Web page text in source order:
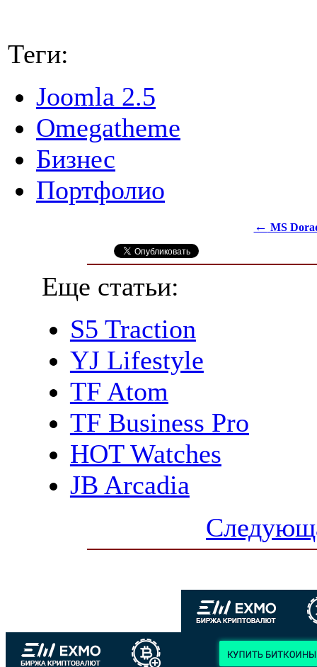
Теги:
Joomla 2.5
Omegatheme
Бизнес
Портфолио
← MS
Еще статьи:
S5 Traction
YJ Lifestyle
TF Atom
TF Business Pro
HOT Watches
JB Arcadia